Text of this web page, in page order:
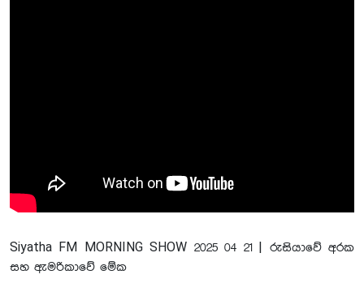
Siyatha FM MORNING SHOW 2025 04 21 | රුසියාවේ අරක
සහ ඇමරිකාවේ මේක